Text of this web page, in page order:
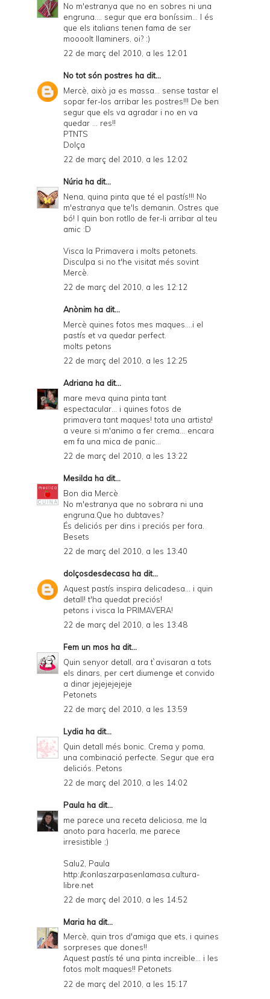
No m'estranya que no en sobres ni una
engruna.... segur que era boníssim... I és
que els italians tenen fama de ser
moooolt llaminers, oi? :)
22 de març del 2010, a les 12:01
No tot són postres ha dit...
Mercè, això ja es massa... sense tastar el
sopar fer-los arribar les postres!!! De ben
segur que els va agradar i no en va
quedar ... res!!
PTNTS
Dolça
22 de març del 2010, a les 12:02
Núria ha dit...
Nena, quina pinta que té el pastís!!! No
m'estranya que te'ls demanin. Ostres que
bó! I quin bon rotllo de fer-li arribar al teu
amic :D
Visca la Primavera i molts petonets.
Disculpa si no t'he visitat més sovint
Mercè.
22 de març del 2010, a les 12:12
Anònim ha dit...
Mercè quines fotos mes maques....i el
pastís et va quedar perfect.
molts petons
22 de març del 2010, a les 12:25
Adriana ha dit...
mare meva quina pinta tant
espectacular... i quines fotos de
primavera tant maques! tota una artista!
a veure si m'animo a fer crema... encara
em fa una mica de panic...
22 de març del 2010, a les 13:22
Mesilda ha dit...
Bon dia Mercè
No m'estranya que no sobrara ni una
engruna.Que ho dubtaves?
És deliciós per dins i preciós per fora.
Besets
22 de març del 2010, a les 13:40
dolçosdesdecasa ha dit...
Aquest pastís inspira delicadesa... i quin
detall! t'ha quedat preciós!
petons i visca la PRIMAVERA!
22 de març del 2010, a les 13:48
Fem un mos ha dit...
Quin senyor detall, ara t`avisaran a tots
els dinars, per cert diumenge et convido
a dinar jejejejejeje
Petonets
22 de març del 2010, a les 13:59
Lydia ha dit...
Quin detall més bonic. Crema y poma,
una combinació perfecte. Segur que era
deliciós. Petons
22 de març del 2010, a les 14:02
Paula ha dit...
me parece una receta deliciosa, me la
anoto para hacerla, me parece
irresistible ;)
Salu2, Paula
http://conlaszarpasenlamasa.cultura-
libre.net
22 de març del 2010, a les 14:52
Maria ha dit...
Mercè, quin tros d'amiga que ets, i quines
sorpreses que dones!!
Aquest pastís té una pinta increïble... i les
fotos molt maques!! Petonets
22 de març del 2010, a les 15:17